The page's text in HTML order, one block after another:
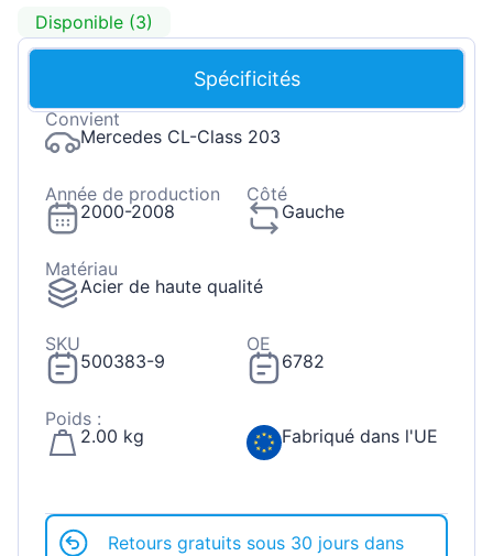
Disponible (3)
Spécificités
Convient
Mercedes CL-Class 203
Année de production
2000-2008
Côté
Gauche
Matériau
Acier de haute qualité
SKU
500383-9
OE
6782
Poids :
2.00 kg
Fabriqué dans l'UE
Retours gratuits sous 30 jours dans